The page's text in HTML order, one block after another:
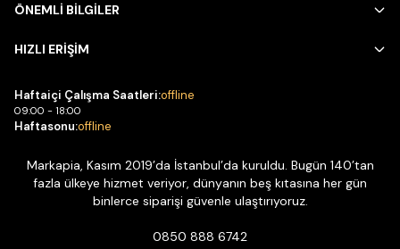
ÖNEMLİ BİLGİLER
HIZLI ERİŞİM
Haftaiçi Çalışma Saatleri:offline
09:00 - 18:00
Haftasonu:offline
Markapia, Kasım 2019’da İstanbul’da kuruldu. Bugün 140’tan
fazla ülkeye hizmet veriyor, dünyanın beş kıtasına her gün
binlerce siparişi güvenle ulaştırıyoruz.
0850 888 6742